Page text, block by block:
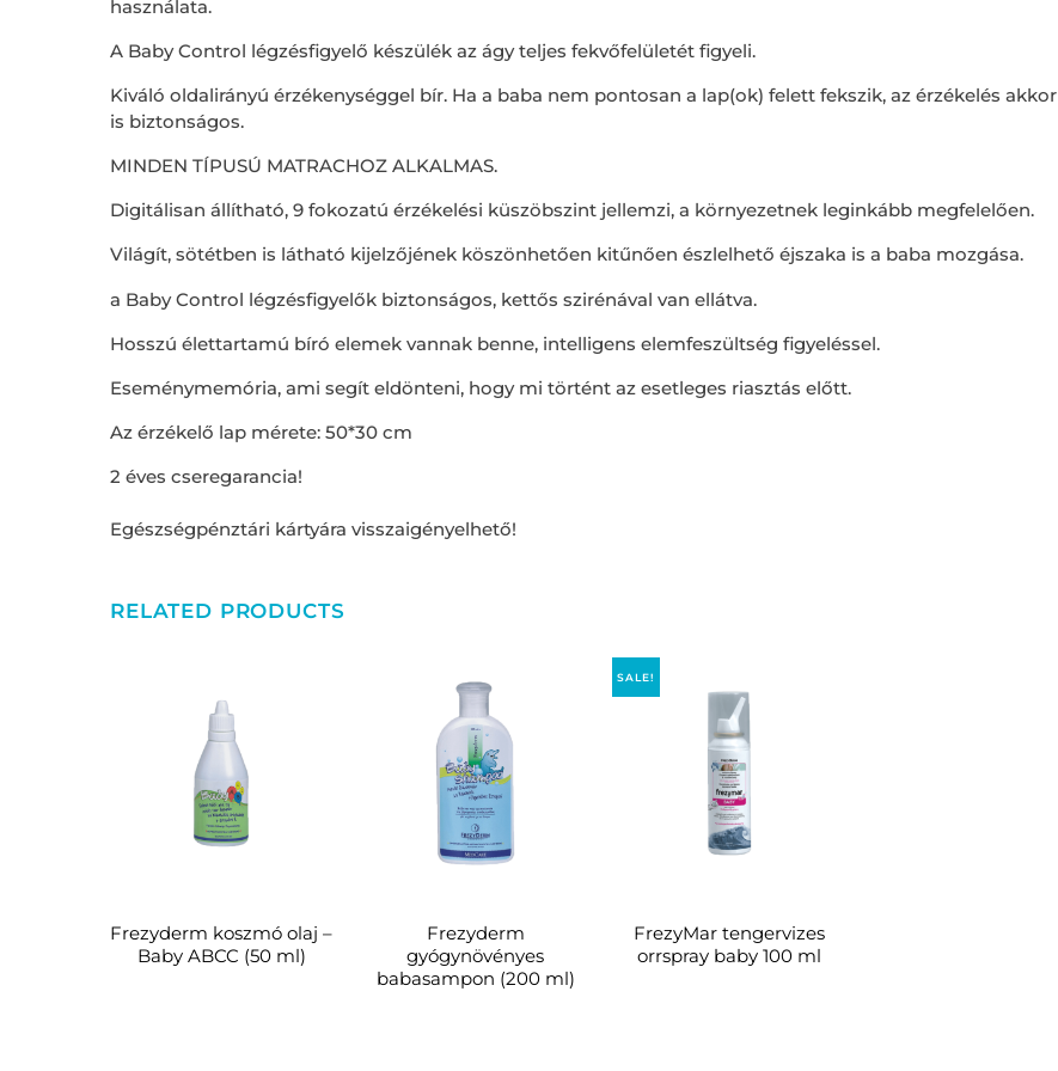
használata.
A Baby Control légzésfigyelő készülék az ágy teljes fekvőfelületét figyeli.
Kiváló oldalirányú érzékenységgel bír. Ha a baba nem pontosan a lap(ok) felett fekszik, az érzékelés akkor
is biztonságos.
MINDEN TÍPUSÚ MATRACHOZ ALKALMAS.
Digitálisan állítható, 9 fokozatú érzékelési küszöbszint jellemzi, a környezetnek leginkább megfelelően.
Világít, sötétben is látható kijelzőjének köszönhetően kitűnően észlelhető éjszaka is a baba mozgása.
a Baby Control légzésfigyelők biztonságos, kettős szirénával van ellátva.
Hosszú élettartamú bíró elemek vannak benne, intelligens elemfeszültség figyeléssel.
Eseménymemória, ami segít eldönteni, hogy mi történt az esetleges riasztás előtt.
Az érzékelő lap mérete: 50*30 cm
2 éves cseregarancia!
Egészségpénztári kártyára visszaigényelhető!
RELATED PRODUCTS
Frezyderm koszmó olaj –
Baby ABCC (50 ml)
Frezyderm
gyógynövényes
babasampon (200 ml)
SALE!
FrezyMar tengervizes
orrspray baby 100 ml